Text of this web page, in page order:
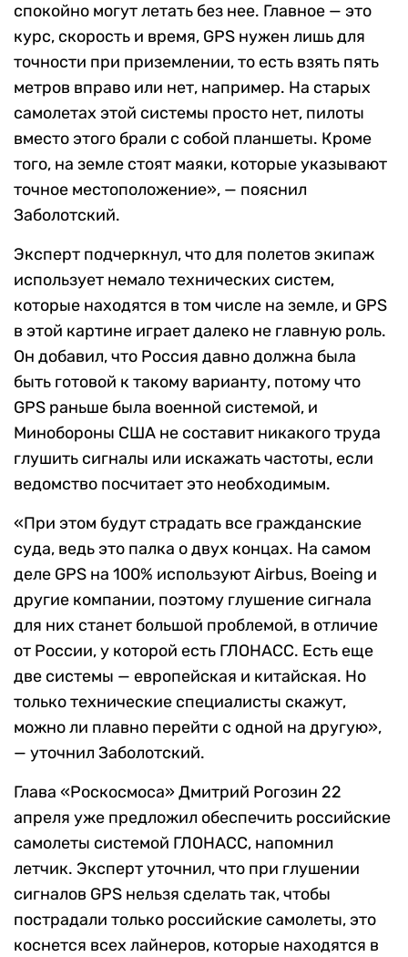
спокойно могут летать без нее. Главное — это
курс, скорость и время, GPS нужен лишь для
точности при приземлении, то есть взять пять
метров вправо или нет, например. На старых
самолетах этой системы просто нет, пилоты
вместо этого брали с собой планшеты. Кроме
того, на земле стоят маяки, которые указывают
точное местоположение», — пояснил
Заболотский.
Эксперт подчеркнул, что для полетов экипаж
использует немало технических систем,
которые находятся в том числе на земле, и GPS
в этой картине играет далеко не главную роль.
Он добавил, что Россия давно должна была
быть готовой к такому варианту, потому что
GPS раньше была военной системой, и
Минобороны США не составит никакого труда
глушить сигналы или искажать частоты, если
ведомство посчитает это необходимым.
«При этом будут страдать все гражданские
суда, ведь это палка о двух концах. На самом
деле GPS на 100% используют Airbus, Boeing и
другие компании, поэтому глушение сигнала
для них станет большой проблемой, в отличие
от России, у которой есть ГЛОНАСС. Есть еще
две системы — европейская и китайская. Но
только технические специалисты скажут,
можно ли плавно перейти с одной на другую»,
— уточнил Заболотский.
Глава «Роскосмоса» Дмитрий Рогозин 22
апреля уже предложил обеспечить российские
самолеты системой ГЛОНАСС, напомнил
летчик. Эксперт уточнил, что при глушении
сигналов GPS нельзя сделать так, чтобы
пострадали только российские самолеты, это
коснется всех лайнеров, которые находятся в